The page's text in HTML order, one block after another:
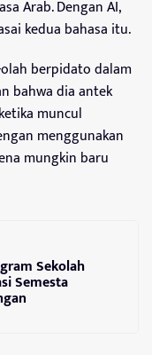
Arab. Dengan AI,
kedua bahasa itu.
berpidato dalam
bahwa dia antek
muncul
menggunakan
mungkin baru
Sekolah
Semesta